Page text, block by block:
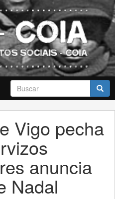
Formulario
de
busca
Buscar
Vigo pecha
anuncia
Nadal